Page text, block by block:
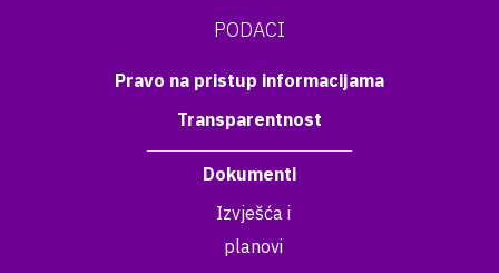
PODACI
Pravo na pristup informacijama
Transparentnost
Dokumenti
Izvješća i
planovi